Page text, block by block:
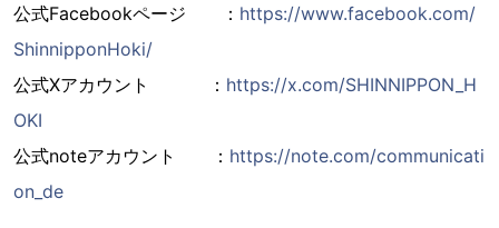
公式Facebookページ ： https://www.facebook.com/
ShinnipponHoki/
公式Xアカウント ： https://x.com/SHINNIPPON_H
OKI
公式noteアカウント ： https://note.com/communicati
on_de